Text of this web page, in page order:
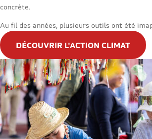
concrète.
Au fil des années, plusieurs outils ont été
DÉCOUVRIR L'ACTION CLIMAT